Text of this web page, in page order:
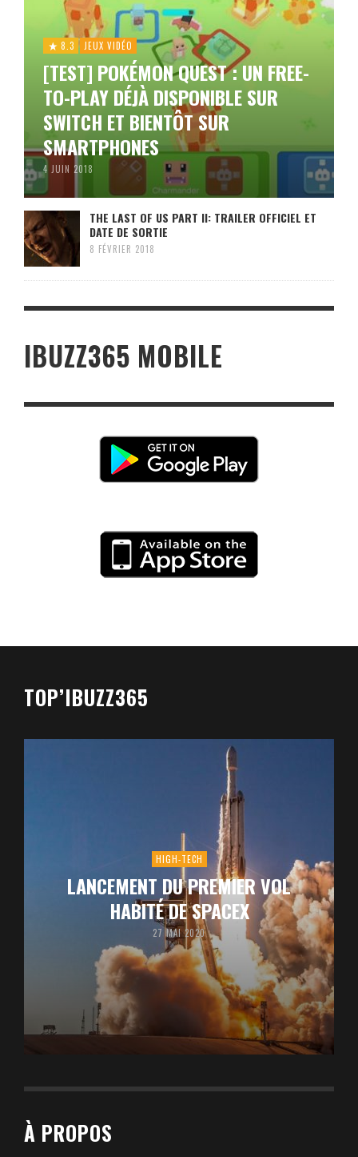
8.3 JEUX VIDÉO
[TEST] POKÉMON QUEST : UN FREE-
TO-PLAY DÉJÀ DISPONIBLE SUR
SWITCH ET BIENTÔT SUR
SMARTPHONES
4 JUIN 2018
THE LAST OF US PART II: TRAILER OFFICIEL ET
DATE DE SORTIE
8 FÉVRIER 2018
IBUZZ365 MOBILE
TOP’IBUZZ365
HIGH-TECH
LANCEMENT DU PREMIER VOL
HABITÉ DE SPACEX
27 MAI 2020
À PROPOS